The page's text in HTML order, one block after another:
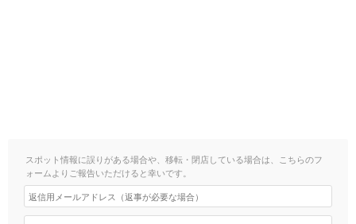
スポット情報に誤りがある場合や、移転・閉店している場合は、こちらのフ
ォームよりご報告いただけると幸いです。